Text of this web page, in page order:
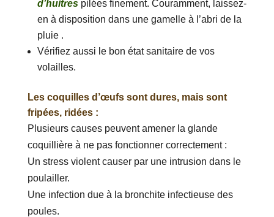
d’huitrespilées finement. Couramment, laissez-
en à disposition dans une gamelle à l’abri de la
pluie .
Vérifiez aussi le bon état sanitaire de vos
volailles.
Les coquilles d’œufs sont dures, mais sont
fripées, ridées :
Plusieurs causes peuvent amener la glande
coquillière à ne pas fonctionner correctement :
Un stress violent causer par une intrusion dans le
poulailler.
Une infection due à la bronchite infectieuse des
poules.